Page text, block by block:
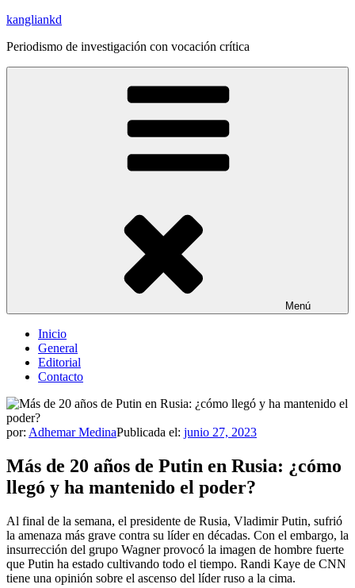
Saltar
contenido
kangliankd
Periodismo de investigación con vocación crítica
Menú
Inicio
General
Editorial
Contacto
por: Adhemar MedinaPublicada el: junio 27, 2023
Más de 20 años de Putin en Rusia: ¿cómo
llegó y ha mantenido el poder?
Al final de la semana, el presidente de Rusia, Vladimir Putin, sufrió
la amenaza más grave contra su líder en décadas. Con el embargo, la
insurrección del grupo Wagner provocó la imagen de hombre fuerte
que Putin ha estado cultivando todo el tiempo. Randi Kaye de CNN
tiene una opinión sobre el ascenso del líder ruso a la cima.